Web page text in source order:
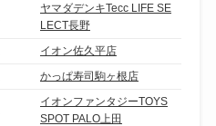
ヤマダデンキTecc LIFE SE
LECT長野
イオン佐久平店
かっぱ寿司駒ヶ根店
イオンファンタジーTOYS
SPOT PALO上田